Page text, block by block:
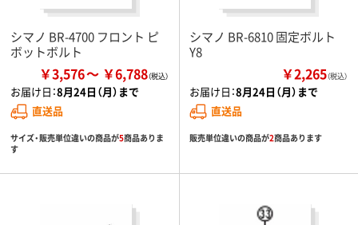
シマノ BR-4700 フロント ピ
ボットボルト
￥3,576 ￥6,788
お届け日：8月24日（月）まで
直送品
サイズ・販売単位違いの商品が5商品ありま
す
シマノ BR-6810 固定ボルト
Y8
￥2,265（税込）
お届け日：8月24日（月）まで
直送品
販売単位違いの商品が2商品あります